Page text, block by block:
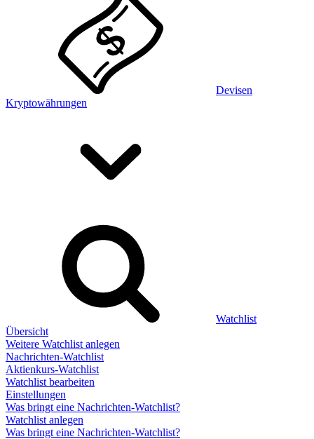
Devisen
Kryptowährungen
Watchlist
Übersicht
Weitere Watchlist anlegen
Nachrichten-Watchlist
Aktienkurs-Watchlist
Watchlist bearbeiten
Einstellungen
Was bringt eine Nachrichten-Watchlist?
Watchlist anlegen
Was bringt eine Nachrichten-Watchlist?